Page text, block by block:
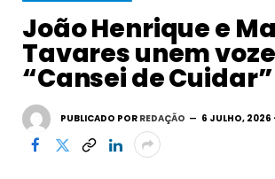
João Henrique e
Tavares unem
“Cansei de Cuidar”
PUBLICADO POR REDAÇÃO 6 JULHO, 2026